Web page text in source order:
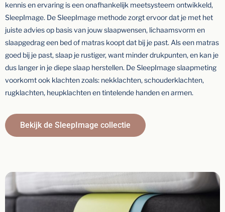
kennis en ervaring is een onafhankelijk meetsysteem ontwikkeld,
SleepImage. De SleepImage methode zorgt ervoor dat je met het
juiste advies op basis van jouw slaapwensen, lichaamsvorm en
slaapgedrag een bed of matras koopt dat bij je past. Als een matras
goed bij je past, slaap je rustiger, want minder drukpunten, en kan je
dus langer in je diepe slaap herstellen. De SleepImage slaapmeting
voorkomt ook klachten zoals: nekklachten, schouderklachten,
rugklachten, heupklachten en tintelende handen en armen.
Bekijk de SleepImage collectie